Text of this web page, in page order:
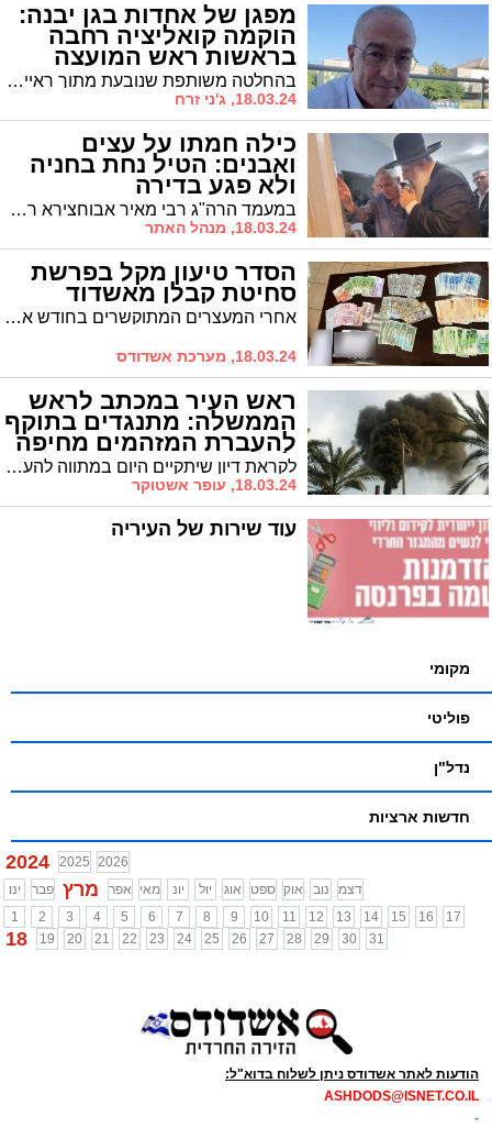
מפגן של אחדות בגן יבנה:
הוקמה קואליציה רחבה
בראשות ראש המועצה
הנבחר בהחלטה משותפת שנובעת מתוך ראיית טובת היישוב והתושבים, ובנייתה של הנהלת מועצה מגוונת שמייצגת את כלל המגזרים ביישוב, נחתם הסכם קואליציוני שישלים הקמתה של קואליציה רחבה בת 9 חברים
18.03.24, ג'ני זרח
כילה חמתו על עצים
ואבנים: הטיל נחת בחניה
ולא פגע בדירה
במעמד הרה"ג רבי מאיר אבוחצירא רבה של הסיטי: סעודת הודיה וחנוכת הבית לאחר שטיל פגע בפגיעה ישירה וגרם לנזק כבד ובחסדי שמיים לא היו נפגעים בנפש
18.03.24, מנהל האתר
הסדר טיעון מקל בפרשת
סחיטת קבלן מאשדוד
אחרי המעצרים המתוקשרים בחודש אוגוסט האחרון בחשד לסחיטת קבלן מאשדוד במיליוני שקלים - הסדר טיעון מקל בפרשה עם ארבעת הנאשמים. בין העצורים בפרשה היה גם ראש ארגון הפשע איסמעיל ג'רושי, אך הוא לא הועמד לדין לאחר שלא הוכח כי היה קשור לסחיטה
18.03.24, מערכת אשדודס
ראש העיר במכתב לראש
הממשלה: מתנגדים בתוקף
להעברת המזהמים מחיפה
לאשדוד לקראת דיון שיתקיים היום במתווה להעברת ריכוזי מזהמים מאזור חיפה לאשדוד, ראש העיר משגר מכתב לראש הממשלה ולשרה להגנת הסביבה בו הוא מביע התנגדות נחרצת למהלך
18.03.24, עופר אשטוקר
עוד שירות של העיריה
מקומי
פוליטי
נדל"ן
חדשות ארציות
2024 2025 2026
ינו
פבר מרץ אפר מאי יונ יול אוג ספט אוק נוב
דצמ
1
2 3 4 5 6 7 8 9 10 11 12 13 14 15 16 17
18 19 20 21 22 23 24 25 26 27 28 29 30 31
הודעות לאתר אשדודס ניתן לשלוח בדוא"ל:
ASHDODS@ISNET.CO.IL
-